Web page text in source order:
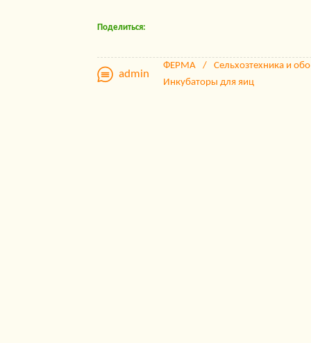
Поделиться:
admin
ФЕРМА
Сельхозтехника и
Инкубаторы для яиц